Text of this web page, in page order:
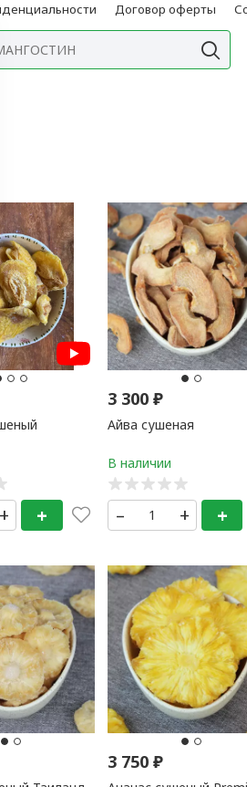
Договор оферты
+ +
3 300₽
Айва сушеная
– + +
3 750₽